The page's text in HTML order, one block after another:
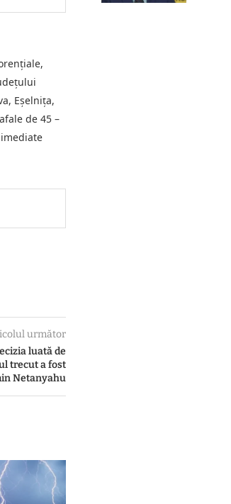
Eşelniţa,
de 45 –
următor
luată de
trecut a fost
Netanyahu